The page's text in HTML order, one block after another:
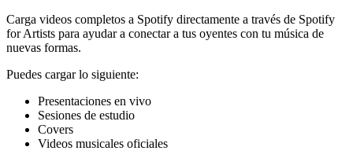
Carga videos completos a Spotify directamente a través de Spotify
for Artists para ayudar a conectar a tus oyentes con tu música de
nuevas formas.
Puedes cargar lo siguiente:
Presentaciones en vivo
Sesiones de estudio
Covers
Videos musicales oficiales